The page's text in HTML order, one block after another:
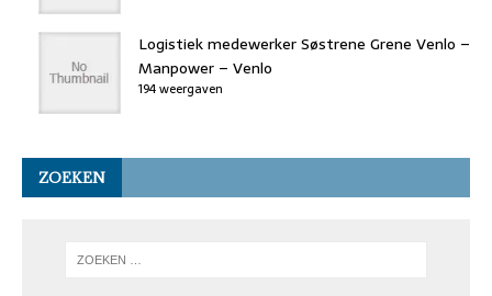
Logistiek medewerker Søstrene Grene Venlo –
Manpower – Venlo
194 weergaven
ZOEKEN